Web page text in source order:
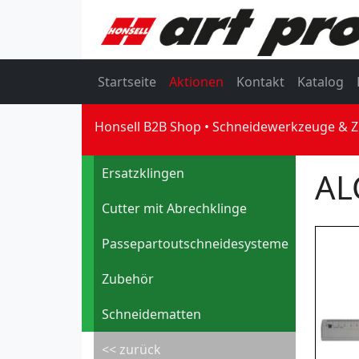
Startseite Aktionen Kontakt Katalog
Honsell B2B Shop Schneidewerkzeuge &
Ersatzklingen
Cutter mit Abrechklinge
Passepartoutschneidesysteme
Zubehör
Schneidematten
<< zurück